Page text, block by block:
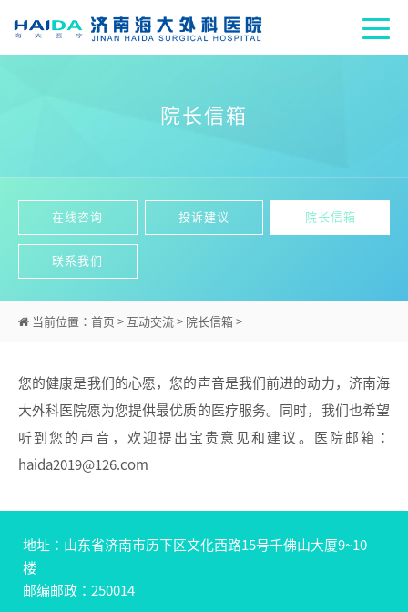
院长信箱
在线咨询 投诉建议 院长信箱
联系我们
当前位置： 首页 > 互动交流 > 院长信箱 >
您的健康是我们的心愿，您的声音是我们前进的动力，济南海
大外科医院愿为您提供最优质的医疗服务。同时，我们也希望
听到您的声音，欢迎提出宝贵意见和建议。医院邮箱：
haida2019@126.com
地址：山东省济南市历下区文化西路15号千佛山大厦9~10
楼
邮编邮政：250014